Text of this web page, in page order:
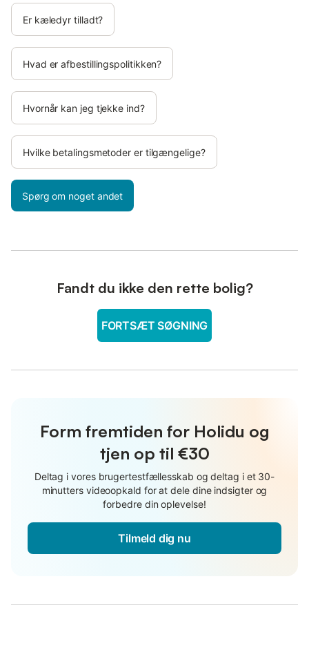
Er kæledyr tilladt?
Hvad er afbestillingspolitikken?
Hvornår kan jeg tjekke ind?
Hvilke betalingsmetoder er tilgængelige?
Spørg om noget andet
Fandt du ikke den rette bolig?
FORTSÆT SØGNING
Form fremtiden for Holidu og
tjen op til €30
Deltag i vores brugertestfællesskab og deltag i et 30-
minutters videoopkald for at dele dine indsigter og
forbedre din oplevelse!
Tilmeld dig nu